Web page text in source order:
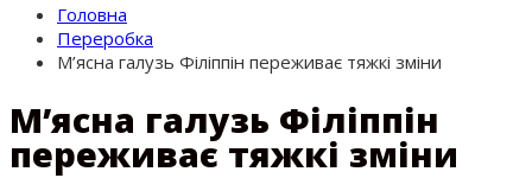
Головна
Переробка
М’ясна галузь Філіппін переживає тяжкі зміни
М’ясна галузь Філіппін
переживає тяжкі зміни